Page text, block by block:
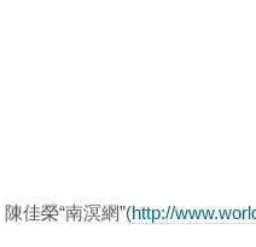
陳佳榮“南溟網”(http://